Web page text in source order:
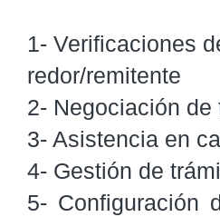
1- Verificaciones
redor/remitente
2- Negociación de
3- Asistencia en
4- Gestión de
5- Configuración